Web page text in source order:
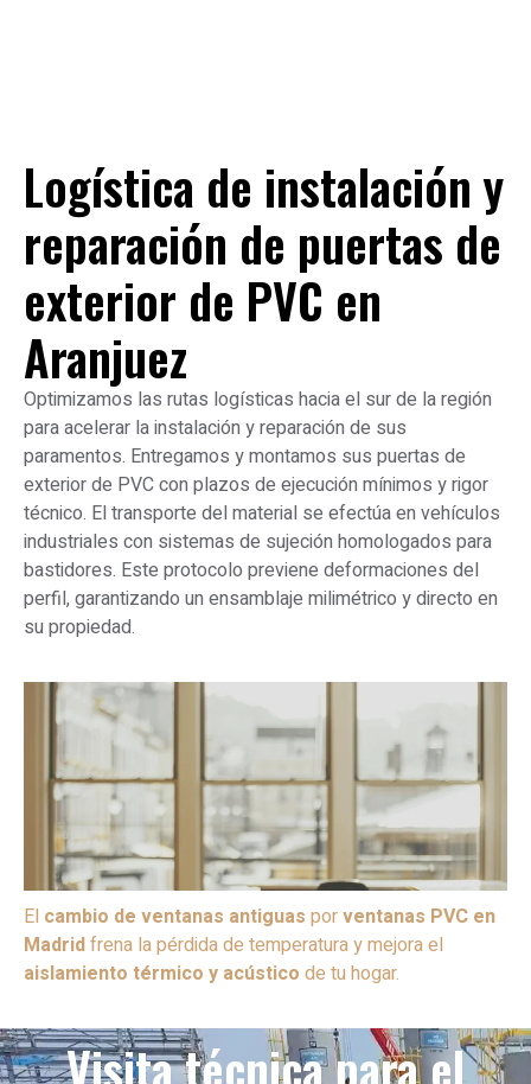
Logística de instalación y
reparación de puertas de
exterior de PVC en
Aranjuez
Optimizamos las rutas logísticas hacia el sur de la región
para acelerar la instalación y reparación de sus
paramentos. Entregamos y montamos sus puertas de
exterior de PVC con plazos de ejecución mínimos y rigor
técnico. El transporte del material se efectúa en vehículos
industriales con sistemas de sujeción homologados para
bastidores. Este protocolo previene deformaciones del
perfil, garantizando un ensamblaje milimétrico y directo en
su propiedad.
El cambio de ventanas antiguas porventanas PVC en
Madridfrena la pérdida de temperatura y mejora el
aislamiento térmico y acústico de tu hogar.
Visita técnica para el